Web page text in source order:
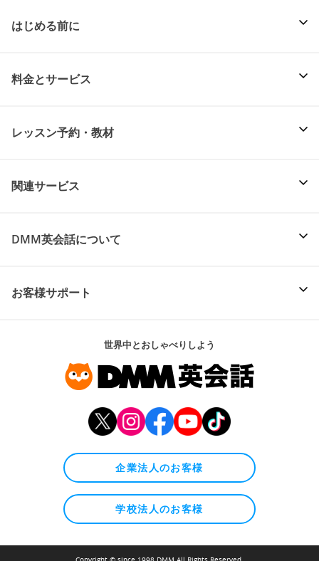
はじめる前に
料金とサービス
レッスン予約・教材
関連サービス
DMM英会話について
お客様サポート
世界中とおしゃべりしよう
企業法人のお客様
学校法人のお客様